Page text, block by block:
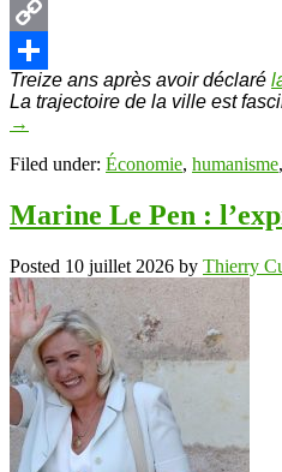
Pinterest
Copy
Link
Partager
Treize ans après avoir déclaré
La trajectoire de la ville est
→
Filed under: Économie, humanisme,
Marine Le Pen :
Posted 10 juillet 2026 by Thierry